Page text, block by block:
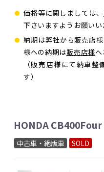
価格等に関しましては、
下さいますようお願いい
納期は弊社から販売店
様への納期は販売店様
（販売店様にて納車
す）
HONDA
中古車・絶版車 SOLD